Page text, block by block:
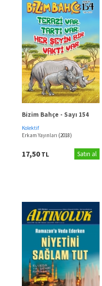
Bizim Bahçe - Sayı 154
Kolektif
Erkam Yayınları (2018)
17,50TL Satın al